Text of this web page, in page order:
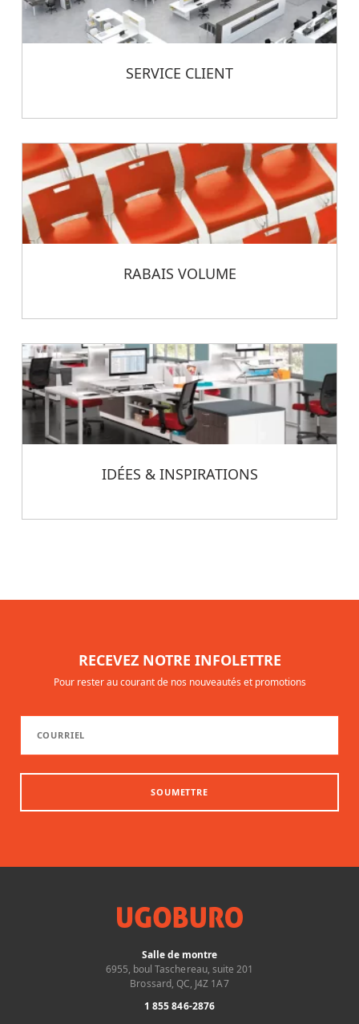
SERVICE CLIENT
RABAIS VOLUME
IDÉES & INSPIRATIONS
RECEVEZ NOTRE INFOLETTRE
Pour rester au courant de nos nouveautés et promotions
SOUMETTRE
Salle de montre
6955, boul Taschereau, suite 201
Brossard, QC, J4Z 1A7
1 855 846-2876